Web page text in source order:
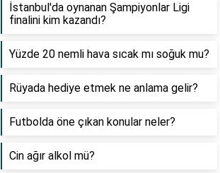
İstanbul'da oynanan Şampiyonlar Ligi
finalini kim kazandı?
Yüzde 20 nemli hava sıcak mı soğuk mu?
Rüyada hediye etmek ne anlama gelir?
Futbolda öne çıkan konular neler?
Cin ağır alkol mü?